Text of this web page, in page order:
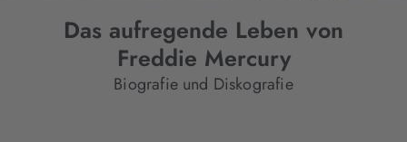
Das aufregende Leben von
Freddie Mercury
Biografie und Diskografie